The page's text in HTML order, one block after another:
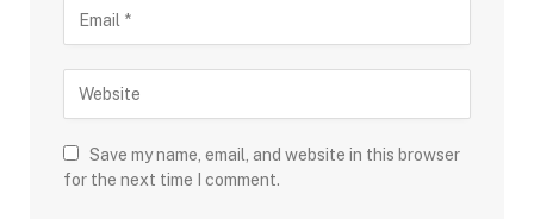
Save my name, email, and website in this browser
for the next time I comment.